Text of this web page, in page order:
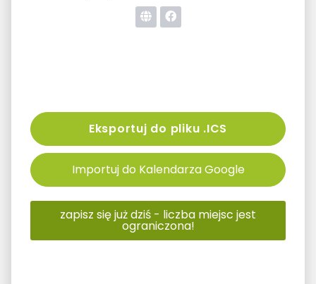
Eksportuj do pliku .ICS
Importuj do Kalendarza Google
zapisz się już dziś - liczba miejsc jest
ograniczona!